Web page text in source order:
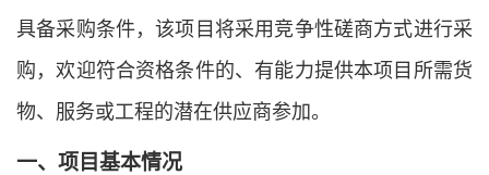
具备采购条件，该项目将采用竞争性磋商方式进行采
购，欢迎符合资格条件的、有能力提供本项目所需货
物、服务或工程的潜在供应商参加。
一、项目基本情况